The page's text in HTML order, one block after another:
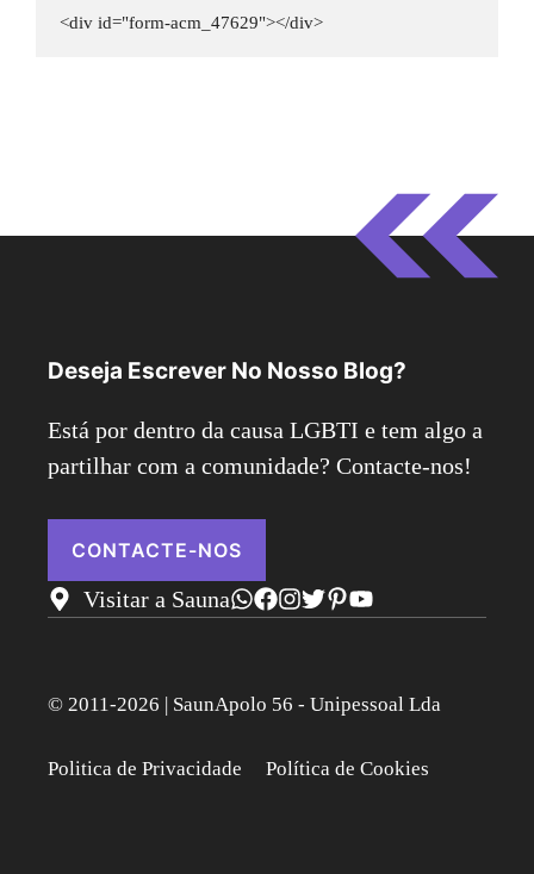
<div id="form-acm_47629"></div>
Deseja Escrever No Nosso Blog?
Está por dentro da causa LGBTI e tem algo a
partilhar com a comunidade? Contacte-nos!
CONTACTE-NOS
Visitar a Sauna
© 2011-2026 | SaunApolo 56 - Unipessoal Lda
Politica de Privacidade Política de Cookies